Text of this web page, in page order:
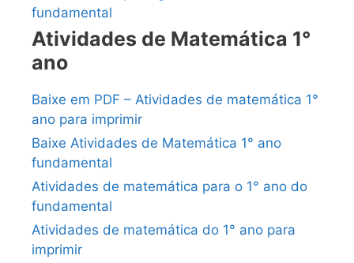
fundamental
Atividades de Matemática 1°
ano
Baixe em PDF – Atividades de matemática 1°
ano para imprimir
Baixe Atividades de Matemática 1° ano
fundamental
Atividades de matemática para o 1° ano do
fundamental
Atividades de matemática do 1° ano para
imprimir